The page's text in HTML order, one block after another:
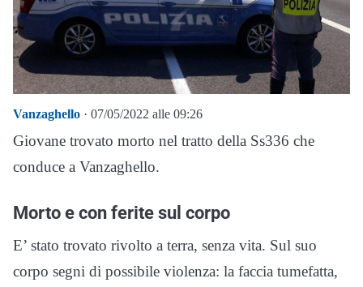
Vanzaghello · 07/05/2022 alle 09:26
Giovane trovato morto nel tratto della Ss336 che
conduce a Vanzaghello.
Morto e con ferite sul corpo
E’ stato trovato rivolto a terra, senza vita. Sul suo
corpo segni di possibile violenza: la faccia tumefatta,